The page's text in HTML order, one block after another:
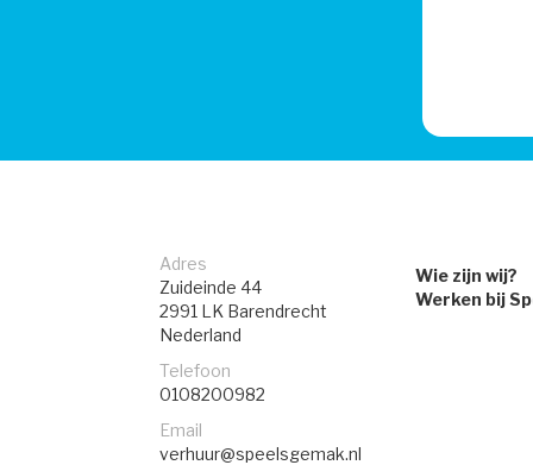
Adres
Zuideinde 44
2991 LK Barendrecht
Nederland
Telefoon
0108200982
Email
verhuur@speelsgemak.nl
Wie zijn wij?
Werken bij